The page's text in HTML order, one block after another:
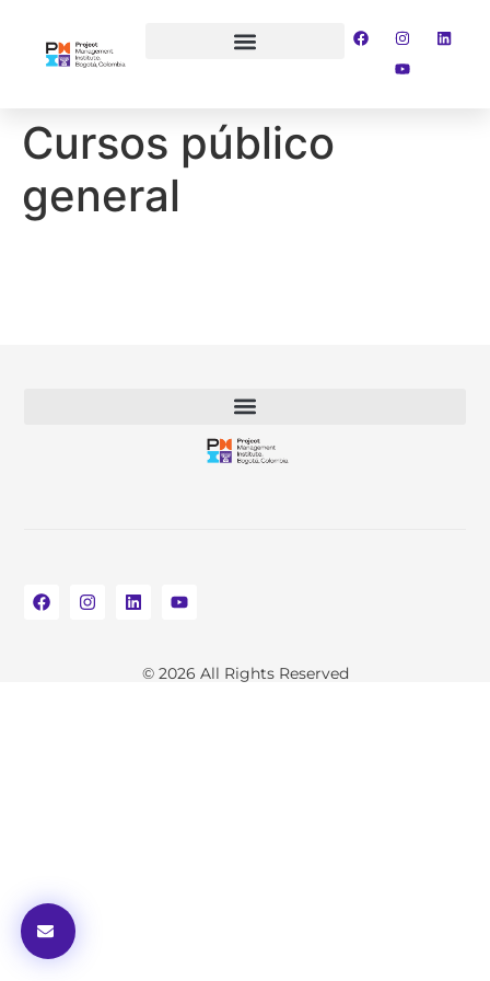
Cursos público
general
© 2026 All Rights Reserved